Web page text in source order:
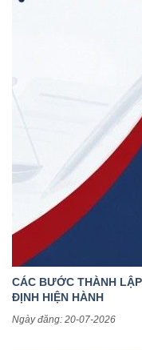
CÁC BƯỚC THÀNH
ĐỊNH HIỆN HÀNH
Ngày đăng: 20-07-2026